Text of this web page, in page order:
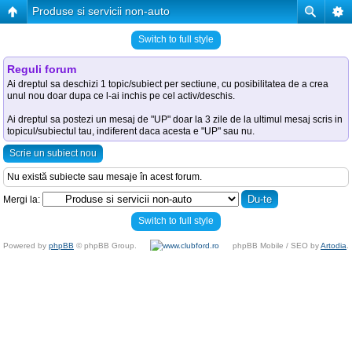
Produse si servicii non-auto
Switch to full style
Reguli forum
Ai dreptul sa deschizi 1 topic/subiect per sectiune, cu posibilitatea de a crea
unul nou doar dupa ce l-ai inchis pe cel activ/deschis.
Ai dreptul sa postezi un mesaj de "UP" doar la 3 zile de la ultimul mesaj scris in
topicul/subiectul tau, indiferent daca acesta e "UP" sau nu.
Scrie un subiect nou
Nu există subiecte sau mesaje în acest forum.
Mergi la:
Switch to full style
Powered by phpBB © phpBB Group. phpBB Mobile / SEO byArtodia